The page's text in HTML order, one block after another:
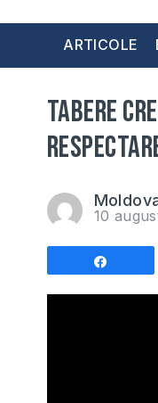
ARTICOLE
Tabere
10